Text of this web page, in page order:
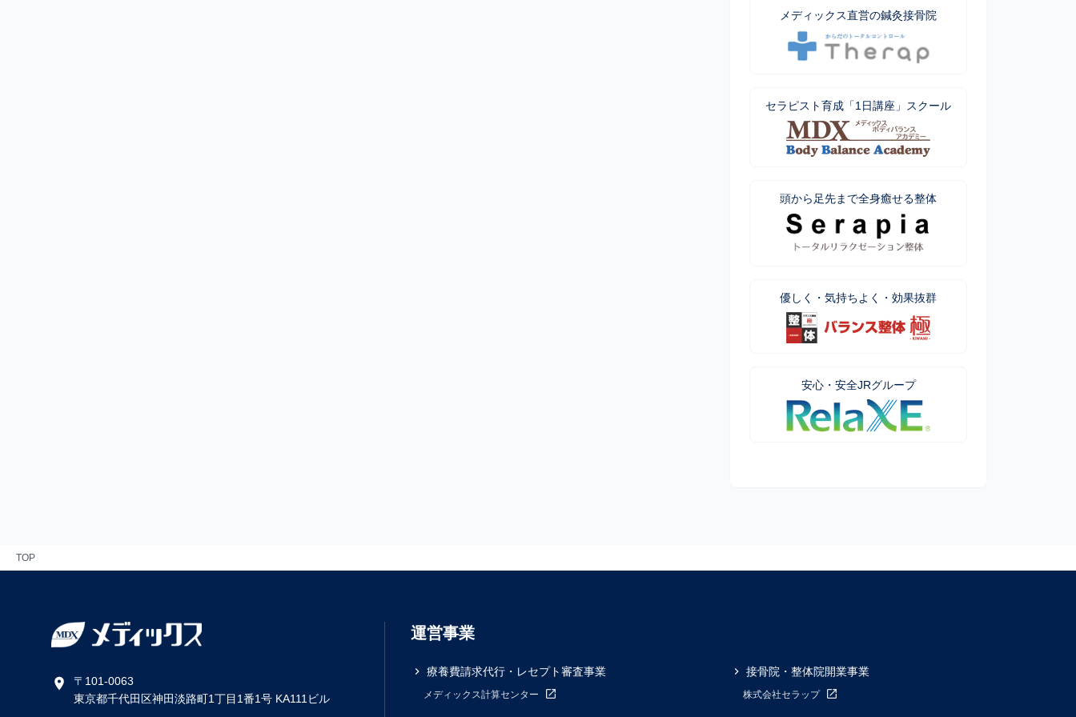
メディックス直営の鍼灸接骨院
セラピスト育成「1日講座」スクール
頭から足先まで全身癒せる整体
優しく・気持ちよく・効果抜群
安心・安全JRグループ
TOP
〒101-0063
東京都千代田区神田淡路町1丁目1番1号 KA111ビル
運営事業
療養費請求代行・レセプト審査事業
メディックス計算センター
接骨院・整体院開業事業
株式会社セラップ